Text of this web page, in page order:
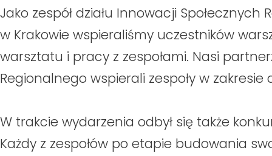
Jako zespół działu Innowacji Społecznych
w Krakowie wspieraliśmy uczestników
warsztatu i pracy z zespołami. Nasi
Regionalnego wspierali zespoły w
W trakcie wydarzenia odbył się także
Każdy z zespołów po etapie budowania